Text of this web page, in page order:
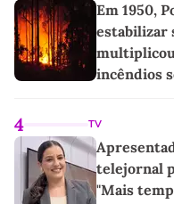
Em 1950,
estabilizar
multiplicou
incêndios
4 TV
telejornal
"Mais